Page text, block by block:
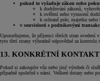
pokud to vyžaduje zákon nebo
k dodržování zákonů,
k ověření nebo vynucení
k ochraně práv, majetku
v souvislosti s podnikovými
Upozorňujeme, že příjemci třetích stran uvedení
tyto třetí strany výhradně odpovědné za
13. KONKRÉTNÍ
Pokud si zakoupíte vůz nebo jiný výrobek či
případně společně s námi. Veškeré dotazy nebo